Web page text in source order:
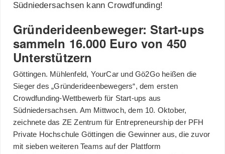
Südniedersachsen kann Crowdfunding!
Gründerideenbeweger: Start-ups
sammeln 16.000 Euro von 450
Unterstützern
Göttingen. Mühlenfeld, YourCar und Gö2Go heißen die
Sieger des „Gründerideenbewegers“, dem ersten
Crowdfunding-Wettbewerb für Start-ups aus
Südniedersachsen. Am Mittwoch, dem 10. Oktober,
zeichnete das ZE Zentrum für Entrepreneurship der PFH
Private Hochschule Göttingen die Gewinner aus, die zuvor
mit sieben weiteren Teams auf der Plattform